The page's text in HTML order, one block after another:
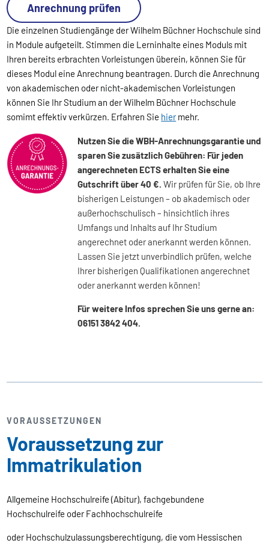
Die einzelnen Studiengänge der Wilhelm Büchner Hochschule sind
in Module aufgeteilt. Stimmen die Lerninhalte eines Moduls mit
Ihren bereits erbrachten Vorleistungen überein, können Sie für
dieses Modul eine Anrechnung beantragen. Durch die Anrechnung
von akademischen oder nicht-akademischen Vorleistungen
können Sie Ihr Studium an der Wilhelm Büchner Hochschule
somimt effektiv verkürzen. Erfahren Sie hiermehr.
Nutzen Sie die WBH-Anrechnungsgarantie und
sparen Sie zusätzlich Gebühren: Für jeden
angerechneten ECTS erhalten Sie eine
Gutschrift über 40 €.Wir prüfen für Sie, ob Ihre
bisherigen Leistungen – ob akademisch oder
außerhochschulisch – hinsichtlich ihres
Umfangs und Inhalts auf Ihr Studium
angerechnet oder anerkannt werden können.
Lassen Sie jetzt unverbindlich prüfen, welche
Ihrer bisherigen Qualifikationen angerechnet
oder anerkannt werden können!
Für weitere Infos sprechen Sie uns gerne an:
06151 3842 404.
Anrechnung prüfen
VORAUSSETZUNGEN
Voraussetzung zur
Immatrikulation
Allgemeine Hochschulreife (Abitur), fachgebundene
Hochschulreife oder Fachhochschulreife
oderHochschulzulassungsberechtigung, die vom Hessischen